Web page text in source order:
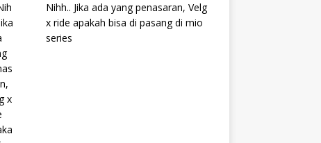
Nihh.. Jika ada yang penasaran, Velg
x ride apakah bisa di pasang di mio
series